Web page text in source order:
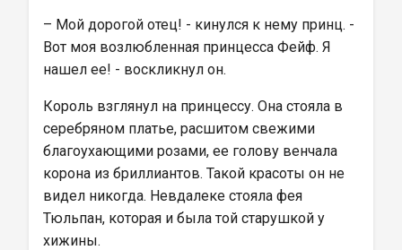
– Мой дорогой отец! - кинулся к нему принц. -
Вот моя возлюбленная принцесса Фейф. Я
нашел ее! - воскликнул он.
Король взглянул на принцессу. Она стояла в
серебряном платье, расшитом свежими
благоухающими розами, ее голову венчала
корона из бриллиантов. Такой красоты он не
видел никогда. Невдалеке стояла фея
Тюльпан, которая и была той старушкой у
хижины.